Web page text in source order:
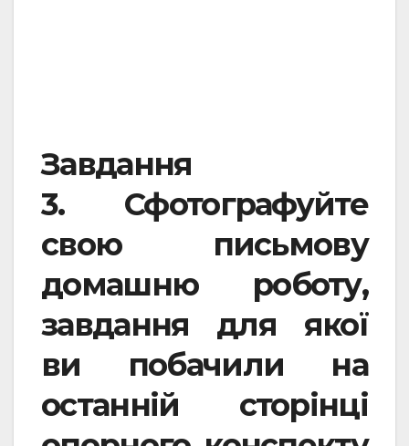
Завдання
3. Сфотографуйте
свою письмову
домашню роботу,
завдання для якої
ви побачили на
останній сторінці